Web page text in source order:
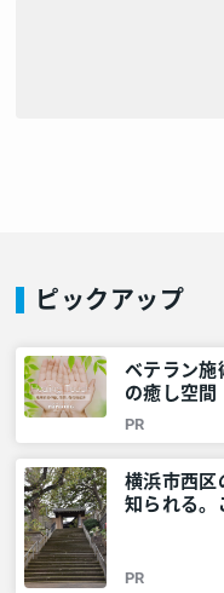
ピックアップ
ベテラン施
の癒し空
ララワン
摩のご近所
PR
横浜市西区
知られる。
PR